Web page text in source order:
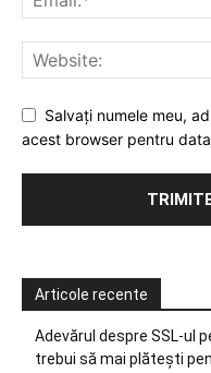
Salvați numele meu,
acest browser pentru
Articole recente
Adevărul despre SSL-ul
trebui să mai plătești